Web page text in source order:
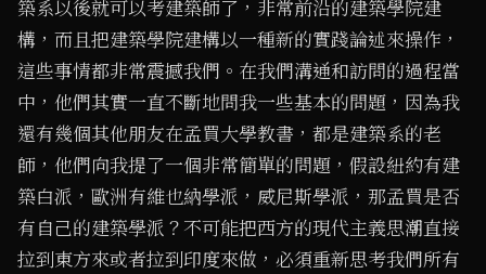
築系以後就可以考建築師了，非常前沿的建築學院建
構，而且把建築學院建構以一種新的實踐論述來操作，
這些事情都非常震撼我們。在我們溝通和訪問的過程當
中，他們其實一直不斷地問我一些基本的問題，因為我
還有幾個其他朋友在孟買大學教書，都是建築系的老
師，他們向我提了一個非常簡單的問題，假設紐約有建
築白派，歐洲有維也納學派，威尼斯學派，那孟買是否
有自己的建築學派？不可能把西方的現代主義思潮直接
拉到東方來或者拉到印度來做，必須重新思考我們所有